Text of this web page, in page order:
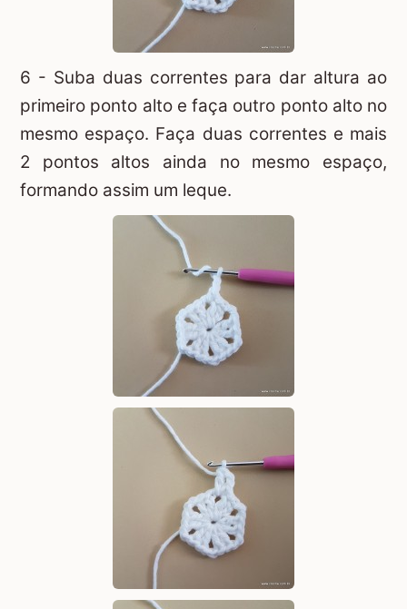
6 - Suba duas correntes para dar altura ao
primeiro ponto alto e faça outro ponto alto no
mesmo espaço. Faça duas correntes e mais
2 pontos altos ainda no mesmo espaço,
formando assim um leque.